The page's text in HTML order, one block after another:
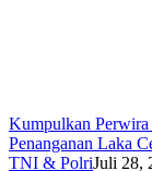
Kumpulkan Perwira
Penanganan Laka
TNI & PolriJuli 28,